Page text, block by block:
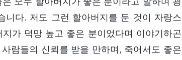
니다. 저도 그런 할아버지를 둔 것이 자랑스
가 덕망 높고 좋은 분이었다며 이야기하곤
람들의 신뢰를 받을 만하며, 죽어서도 좋은